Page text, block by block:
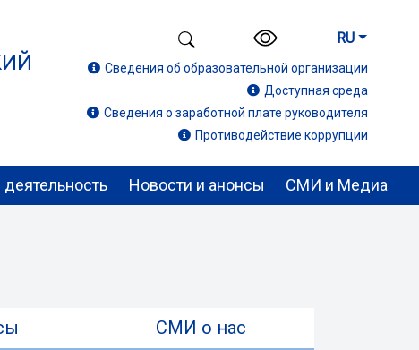
RU
Сведения об образовательной организации
Доступная среда
Сведения о заработной плате руководителя
Противодействие коррупции
Новости и анонсы СМИ и Медиа
СМИ о нас